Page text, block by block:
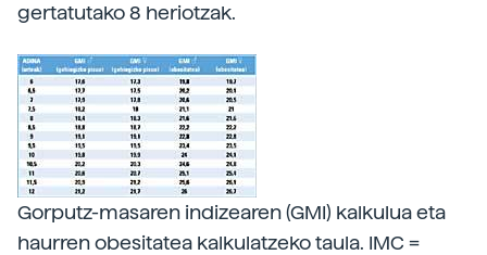
gertatutako 8 heriotzak.
Gorputz-masaren indizearen (GMI) kalkulua eta
haurren obesitatea kalkulatzeko taula. IMC =